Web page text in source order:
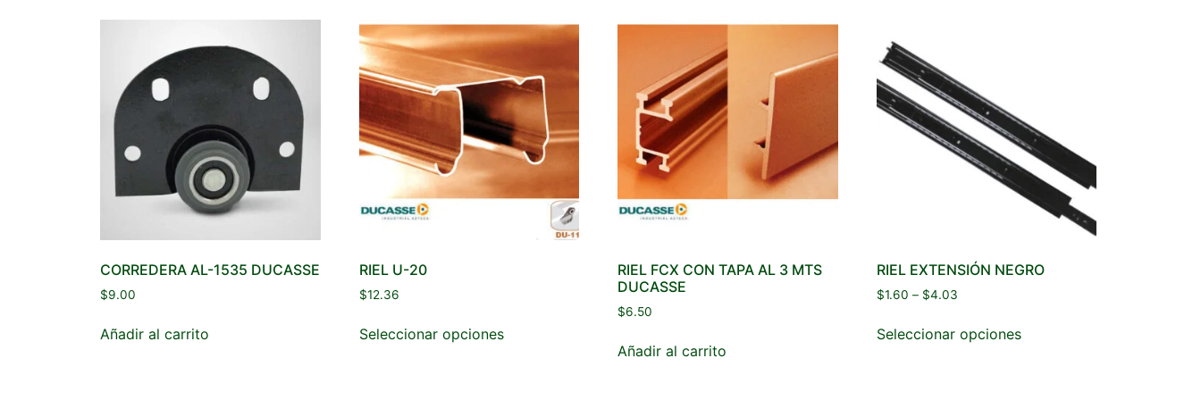
CORREDERA AL-1535 DUCASSE
$9.00
Añadir al carrito
RIEL U-20
$12.36
Seleccionar opciones
RIEL FCX CON TAPA AL 3 MTS
DUCASSE
$6.50
Añadir al carrito
RIEL EXTENSIÓN NEGRO
$1.60 – $4.03
Seleccionar opciones